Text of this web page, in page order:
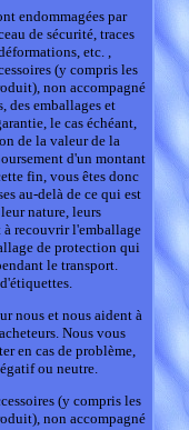
endommagées par
de sécurité, traces
etc. ,
(y compris les
non accompagné
des emballages et
le cas échéant,
de la valeur de la
d'un montant
fin, vous êtes donc
au-delà de ce qui est
nature, leurs
recouvrir l'emballage
de protection qui
le transport.
nous et nous aident à
Nous vous
en cas de problème,
ou neutre.
(y compris les
non accompagné